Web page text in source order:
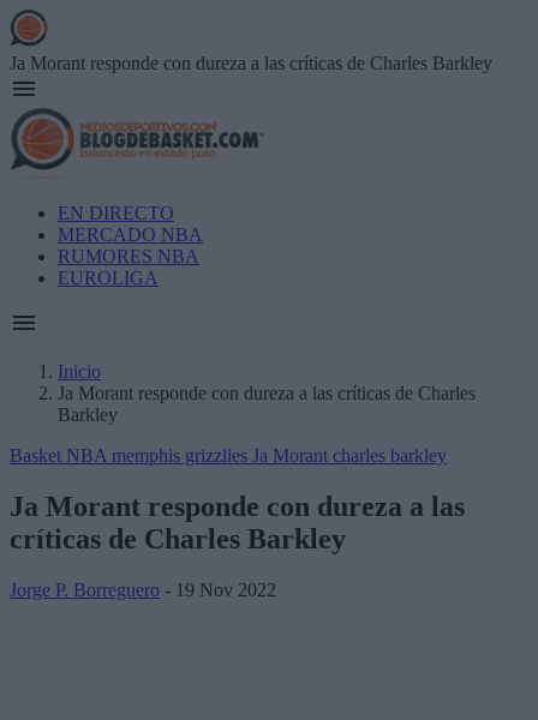
Skip
to
main
content
Ja Morant responde con dureza a las críticas de Charles Barkley
Main
navigation
EN DIRECTO
MERCADO NBA
RUMORES NBA
EUROLIGA
Breadcrumb
Inicio
Ja Morant responde con dureza a las críticas de Charles
Barkley
Basket NBA memphis grizzlies Ja Morant charles barkley
Ja Morant responde con dureza a las
críticas de Charles Barkley
Jorge P. Borreguero - 19 Nov 2022